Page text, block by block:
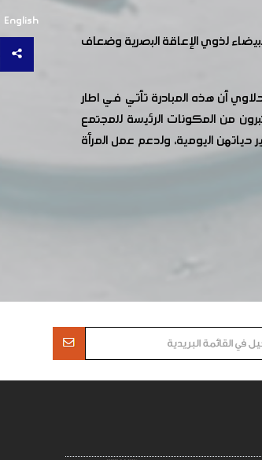
English
لذوي الإعاقة البصرية وضعاف
أن هذه المبادرة تأتي في اطار
من المكونات الرئيسة للمجتمع
اليومية، ولدعم عمل المرأة